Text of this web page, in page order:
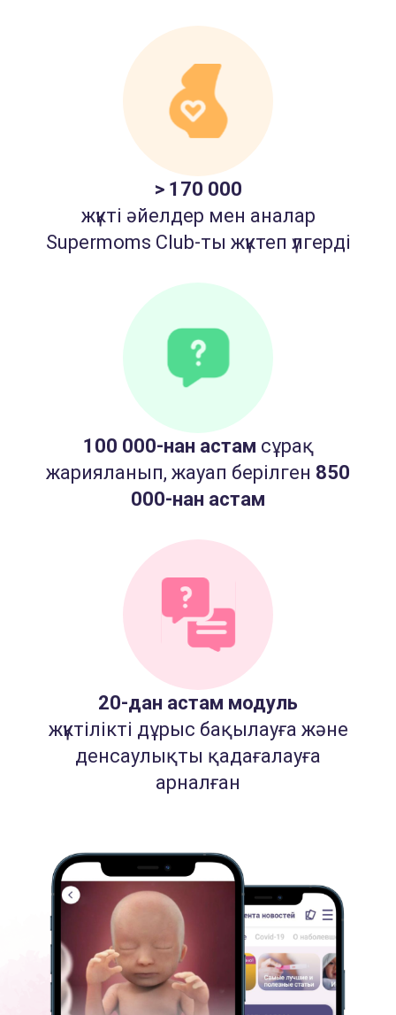
> 170 000
жүкті әйелдер мен аналар
Supermoms Club-ты жүктеп үлгерді
100 000-нан астам сұрақ
жарияланып, жауап берілген 850
000-нан астам
20-дан астам модуль
жүктілікті дұрыс бақылауға және
денсаулықты қадағалауға
арналған